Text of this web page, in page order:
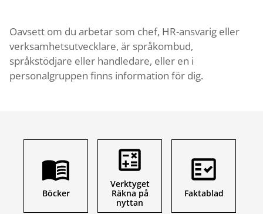
Oavsett om du arbetar som chef, HR-ansvarig eller
verksamhetsutvecklare, är språkombud,
språkstödjare eller handledare, eller en i
personalgruppen finns information för dig.
Böcker
Verktyget
Räkna på
nyttan
Faktablad